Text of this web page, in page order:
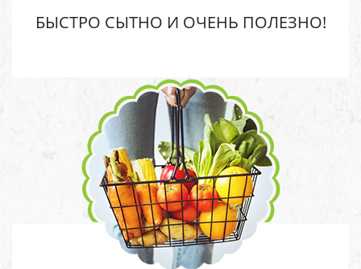
БЫСТРО СЫТНО И ОЧЕНЬ ПОЛЕЗНО!